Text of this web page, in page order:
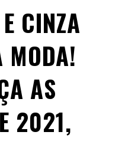
CINZA
MODA!
AS
2021,